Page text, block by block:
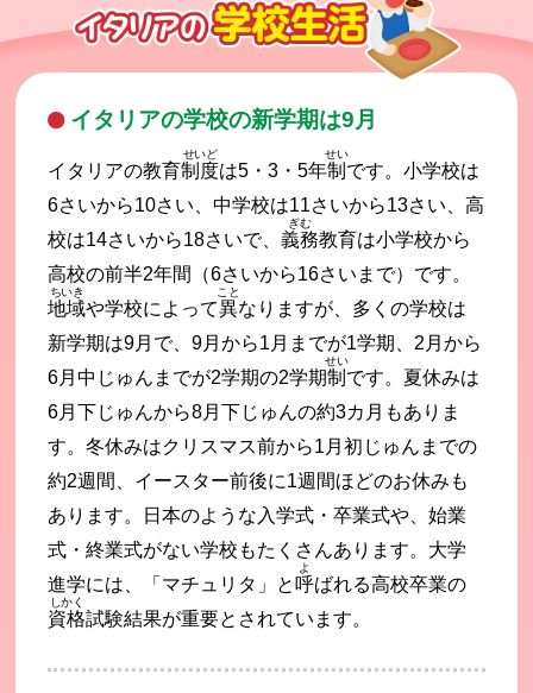
イタリアの学校の新学期は9月
イタリアの教育制度
せいど
は5・3・5年制
せい
です。小学校は
6さいから10さい、中学校は11さいから13さい、高
校は14さいから18さいで、義務
ぎむ
教育は小学校から
高校の前半2年間（6さいから16さいまで）です。
地域
ちいき
や学校によって異
こと
なりますが、多くの学校は
新学期は9月で、9月から1月までが1学期、2月から
6月中じゅんまでが2学期の2学期制
せい
です。夏休みは
6月下じゅんから8月下じゅんの約3カ月もありま
す。冬休みはクリスマス前から1月初じゅんまでの
約2週間、イースター前後に1週間ほどのお休みも
あります。日本のような入学式・卒業式や、始業
式・終業式がない学校もたくさんあります。大学
進学には、「マチュリタ」と呼
よ
ばれる高校卒業の
資格
しかく
試験結果が重要とされています。